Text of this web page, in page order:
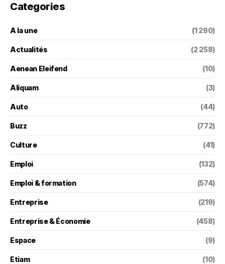
Categories
A la une (1 290)
Actualités (2 258)
Aenean Eleifend (10)
Aliquam (3)
Auto (44)
Buzz (772)
Culture (41)
Emploi (132)
Emploi & formation (574)
Entreprise (219)
Entreprise & Économie (458)
Espace (9)
Etiam (10)